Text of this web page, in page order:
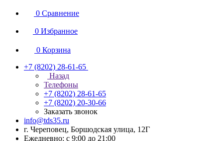
0 Сравнение
0 Избранное
0 Корзина
+7 (8202) 28‑61-65
Назад
Телефоны
+7 (8202) 28‑61-65
+7 (8202) 20‑30-66
Заказать звонок
info@tds35.ru
г. Череповец, Боршодская улица, 12Г
Ежедневно: с 9:00 до 21:00